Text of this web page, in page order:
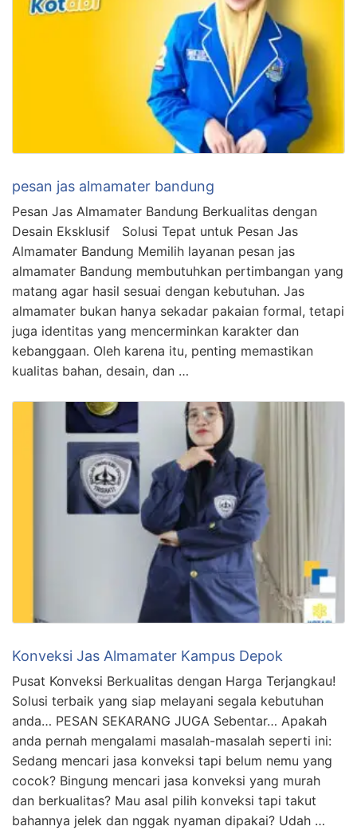
pesan jas almamater bandung
Pesan Jas Almamater Bandung Berkualitas dengan
Desain Eksklusif Solusi Tepat untuk Pesan Jas
Almamater Bandung Memilih layanan pesan jas
almamater Bandung membutuhkan pertimbangan yang
matang agar hasil sesuai dengan kebutuhan. Jas
almamater bukan hanya sekadar pakaian formal, tetapi
juga identitas yang mencerminkan karakter dan
kebanggaan. Oleh karena itu, penting memastikan
kualitas bahan, desain, dan …
Konveksi Jas Almamater Kampus Depok
Pusat Konveksi Berkualitas dengan Harga Terjangkau!
Solusi terbaik yang siap melayani segala kebutuhan
anda… PESAN SEKARANG JUGA Sebentar… Apakah
anda pernah mengalami masalah-masalah seperti ini:
Sedang mencari jasa konveksi tapi belum nemu yang
cocok? Bingung mencari jasa konveksi yang murah
dan berkualitas? Mau asal pilih konveksi tapi takut
bahannya jelek dan nggak nyaman dipakai? Udah …